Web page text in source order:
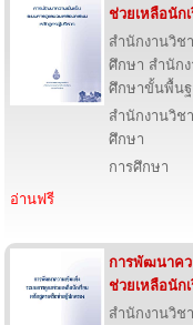
ช่วยเหลือนัก
สำนักงานวิช
ศึกษา สำนัก
ศึกษาขั้นพื้น
สำนักงานวิช
ศึกษา
การศึกษา
อ่านฟรี
การพัฒนาคว
ช่วยเหลือนัก
สำนักงานวิช